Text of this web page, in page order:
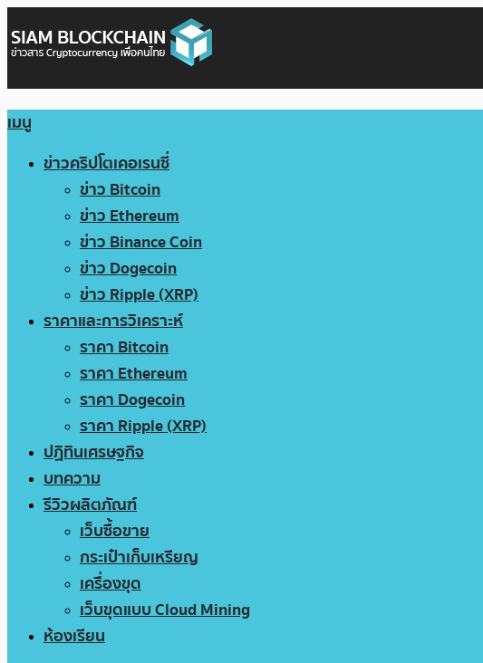
เมนู
ข่าวคริปโตเคอเรนซี่
ข่าว Bitcoin
ข่าว Ethereum
ข่าว Binance Coin
ข่าว Dogecoin
ข่าว Ripple (XRP)
ราคาและการวิเคราะห์
ราคา Bitcoin
ราคา Ethereum
ราคา Dogecoin
ราคา Ripple (XRP)
ปฏิทินเศรษฐกิจ
บทความ
รีวิวผลิตภัณฑ์
เว็บซื้อขาย
กระเป๋าเก็บเหรียญ
เครื่องขุด
เว็บขุดแบบ Cloud Mining
ห้องเรียน